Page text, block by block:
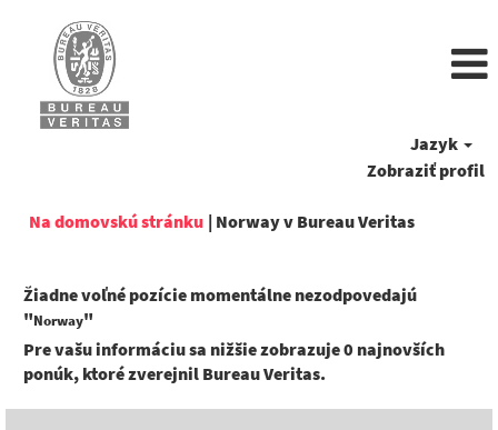
Jazyk
Zobraziť profil
Na domovskú stránku | Norway v Bureau Veritas(aktuálna
Žiadne voľné pozície momentálne nezodpovedajú
"Norway"
Pre vašu informáciu sa nižšie zobrazuje 0 najnovších
ponúk, ktoré zverejnil Bureau Veritas.